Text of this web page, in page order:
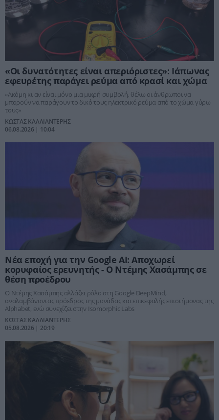
«Οι δυνατότητες είναι απεριόριστες»: Ιάπωνας
εφευρέτης παράγει ρεύμα από κρασί και χώμα
«Ακόμη κι αν είναι μόνο μια μικρή συμβολή, θέλω οι άνθρωποι να
μπορούν να παράγουν το δικό τους ηλεκτρικό ρεύμα από το χώμα γύρω
τους»
ΚΩΣΤΑΣ ΚΑΛΛΙΑΝΤΕΡΗΣ
06.08.2026 | 10:04
Νέα εποχή για την Google AI: Aποχωρεί
κορυφαίος ερευνητής - O Ντέμης Χασάμπης σε
θέση προέδρου
Ο Ντέμης Χασάμπης αλλάζει ρόλο στη Google DeepMind,
αναλαμβάνοντας πρόεδρος της μονάδας και επικεφαλής επιστήμονας της
Alphabet, ενώ συνεχίζει στην Isomorphic Labs
ΚΩΣΤΑΣ ΚΑΛΛΙΑΝΤΕΡΗΣ
05.08.2026 | 20:19